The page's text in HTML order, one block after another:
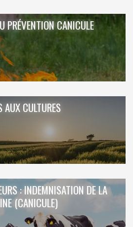
PRÉVENTION CANICULE
AUX CULTURES
: INDEMNISATION DE LA
(CANICULE)